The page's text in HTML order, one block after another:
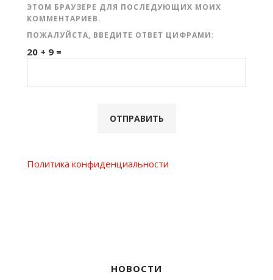
ЭТОМ БРАУЗЕРЕ ДЛЯ ПОСЛЕДУЮЩИХ МОИХ
КОММЕНТАРИЕВ.
ПОЖАЛУЙСТА, ВВЕДИТЕ ОТВЕТ ЦИФРАМИ:
20 + 9 =
Политика конфиденциальности
НОВОСТИ